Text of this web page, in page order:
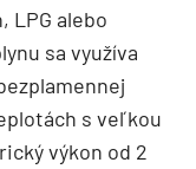
LPG alebo
sa využíva
s veľkou
výkon od 2